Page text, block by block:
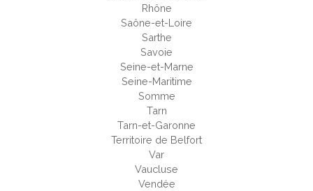
Rhône
Saône-et-Loire
Sarthe
Savoie
Seine-et-Marne
Seine-Maritime
Somme
Tarn
Tarn-et-Garonne
Territoire de Belfort
Var
Vaucluse
Vendée